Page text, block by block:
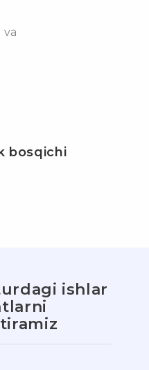
bosqichi
ishlar